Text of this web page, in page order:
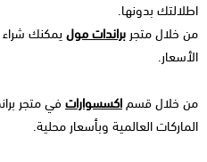
اطلالتك بدونها.
من خلال متجر براندات مول يمكنك
الأسعار.
من خلال قسماكسسوارات في متجر
الماركات العالمية وبأسعار محلية.